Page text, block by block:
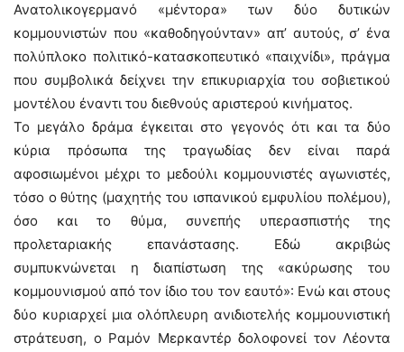
Ανατολικογερμανό «μέντορα» των δύο δυτικών
κομμουνιστών που «καθοδηγούνταν» απ’ αυτούς, σ’ ένα
πολύπλοκο πολιτικό-κατασκοπευτικό «παιχνίδι», πράγμα
που συμβολικά δείχνει την επικυριαρχία του σοβιετικού
μοντέλου έναντι του διεθνούς αριστερού κινήματος.
Το μεγάλο δράμα έγκειται στο γεγονός ότι και τα δύο
κύρια πρόσωπα της τραγωδίας δεν είναι παρά
αφοσιωμένοι μέχρι το μεδούλι κομμουνιστές αγωνιστές,
τόσο ο θύτης (μαχητής του ισπανικού εμφυλίου πολέμου),
όσο και το θύμα, συνεπής υπερασπιστής της
προλεταριακής επανάστασης. Εδώ ακριβώς
συμπυκνώνεται η διαπίστωση της «ακύρωσης του
κομμουνισμού από τον ίδιο του τον εαυτό»: Ενώ και στους
δύο κυριαρχεί μια ολόπλευρη ανιδιοτελής κομμουνιστική
στράτευση, ο Ραμόν Μερκαντέρ δολοφονεί τον Λέοντα